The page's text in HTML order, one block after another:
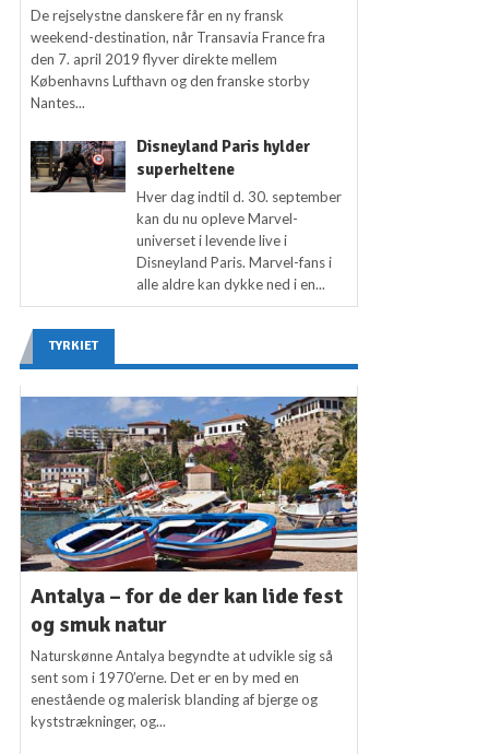
De rejselystne danskere får en ny fransk
weekend-destination, når Transavia France fra
den 7. april 2019 flyver direkte mellem
Københavns Lufthavn og den franske storby
Nantes...
Disneyland Paris hylder
superheltene
Hver dag indtil d. 30. september
kan du nu opleve Marvel-
universet i levende live i
Disneyland Paris. Marvel-fans i
alle aldre kan dykke ned i en...
TYRKIET
Antalya – for de der kan lide fest
og smuk natur
Naturskønne Antalya begyndte at udvikle sig så
sent som i 1970’erne. Det er en by med en
enestående og malerisk blanding af bjerge og
kyststrækninger, og...